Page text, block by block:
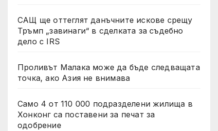
САЩ ще оттеглят данъчните искове срещу
Тръмп „завинаги“ в сделката за съдебно
дело с IRS
Проливът Малака може да бъде следващата
точка, ако Азия не внимава
Само 4 от 110 000 подразделени жилища в
Хонконг са поставени за печат за
одобрение